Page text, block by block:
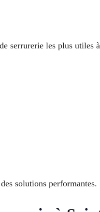
serrurerie les plus
solutions performantes.